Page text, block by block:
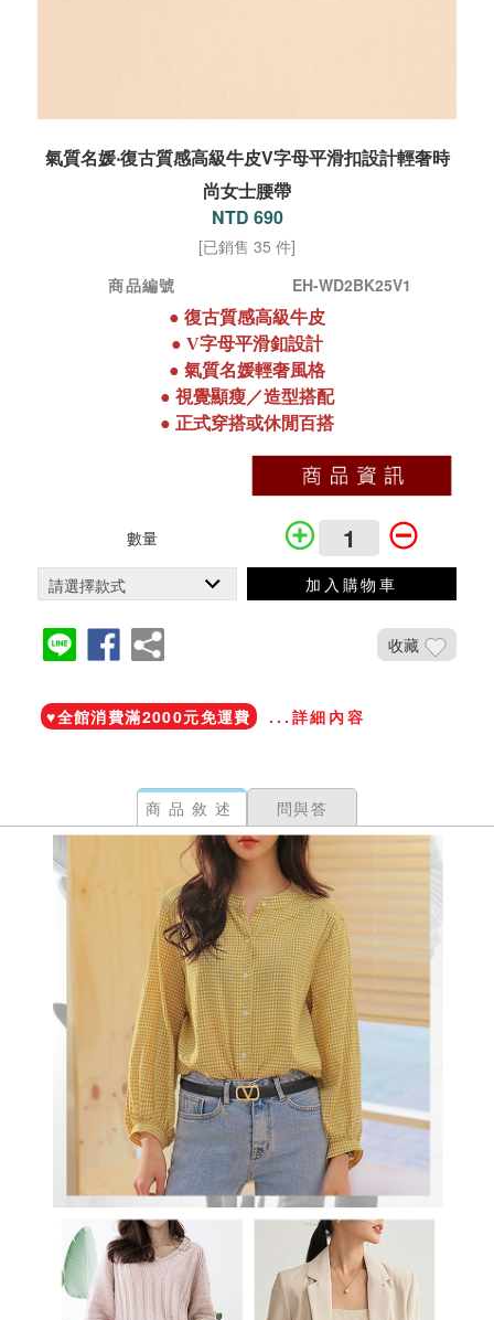
氣質名媛‧復古質感高級牛皮V字母平滑扣設計輕奢時
尚女士腰帶
NTD 690
[已銷售 35 件]
商品編號
EH-WD2BK25V1
● 復古質感高級牛皮
● V字母平滑釦設計
● 氣質名媛輕奢風格
● 視覺顯瘦／造型搭配
● 正式穿搭或休閒百搭
數量
加入購物車
收藏
♥️全館消費滿2000元免運費 ...詳細內容
商品敘述 問與答